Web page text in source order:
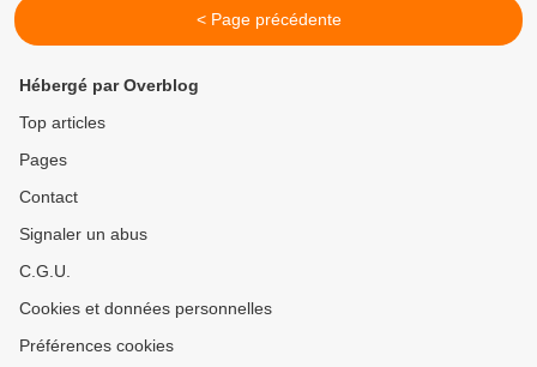
< Page précédente
Hébergé par Overblog
Top articles
Pages
Contact
Signaler un abus
C.G.U.
Cookies et données personnelles
Préférences cookies